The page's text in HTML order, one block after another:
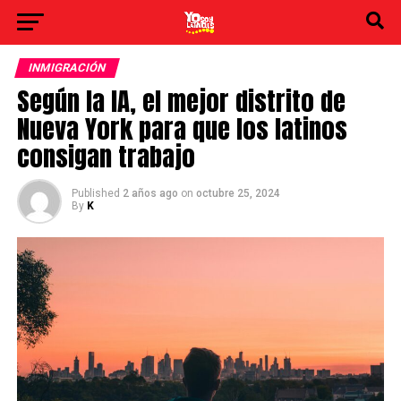
INMIGRACIÓN
Según la IA, el mejor distrito de
Nueva York para que los latinos
consigan trabajo
Published 2 años ago on octubre 25, 2024
By K